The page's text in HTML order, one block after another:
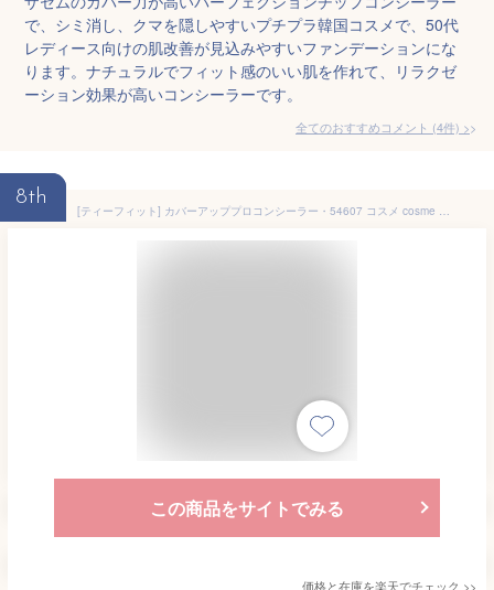
で、シミ消し、クマを隠しやすいプチプラ韓国コスメで、50代
レディース向けの肌改善が見込みやすいファンデーションにな
ります。ナチュラルでフィット感のいい肌を作れて、リラクゼ
ーション効果が高いコンシーラーです。
全てのおすすめコメント (4件) >
8th
[ティーフィット] カバーアッププロコンシーラー・54607 コスメ cosme 【MAKEUP】TFIT ティーフィット ベースメイク コンシーラー バーム ハイカバー ベージュ 密着 カバー力 持続力 韓国コスメ
この商品をサイトでみる
価格と在庫を楽天でチェック >>